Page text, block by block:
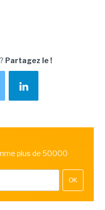
Partagez le !
plus de 50000
OK